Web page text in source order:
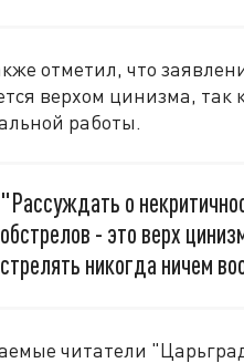
отметил, что
верхом цинизма, так
работы.
"Рассуждать о
обстрелов - это верх
стрелять никогда ничем
читатели